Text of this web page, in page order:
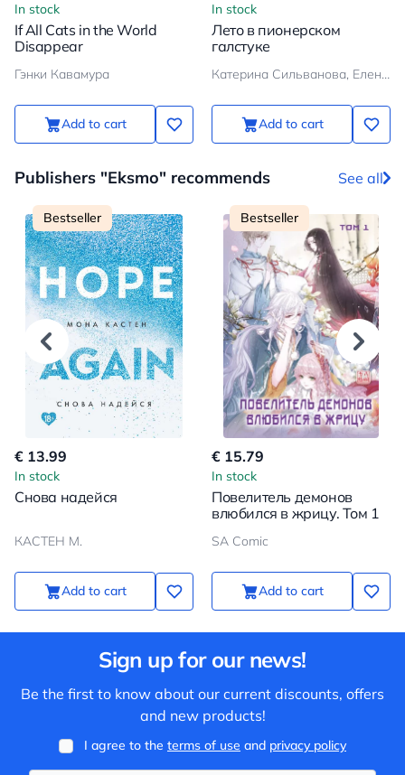
In stock
If All Cats in the World
Disappear
Гэнки Кавамура
Add to cart
In stock
Лето в пионерском
галстуке
Катерина Сильванова, Елена Малисова
Add to cart
Publishers "Eksmo" recommends See all
Bestseller
€ 13.99
In stock
Снова надейся
КАСТЕН М.
Add to cart
Bestseller
€ 15.79
In stock
Повелитель демонов
влюбился в жрицу. Том 1
SA Comic
Add to cart
Sign up for our news!
Be the first to know about our current discounts, offers
and new products!
I agree to the terms of use and privacy policy